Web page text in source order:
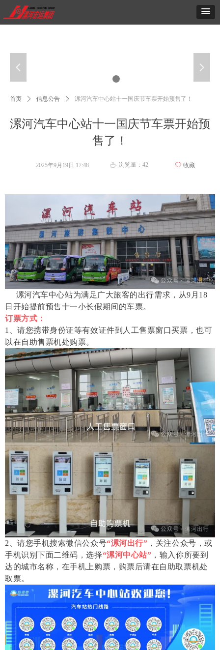
넳 넲
漯河汽车中心站十一国庆节车票开始预
售了！
首页 ꄲ 信息公告 ꄲ 漯河汽车中心站十一国庆节车票开始预售了！
漯河汽车中心站为满足广大旅客的出行需求，从9月18
日开始提前预售十一小长假期间的车票。
订票方式：
1、请您携带身份证等有效证件到人工售票窗口买票，也可
以在自助售票机处购票。
2、请您手机搜索微信公众号“漯河出行” ，关注公众号，或
手机识别下面二维码，选择“漯河中心站” ，输入你所要到
达的城市名称，在手机上购票，购票后请在自助取票机处
取票。
2025年9月19日 17:48 ꄘ 浏览量： 42 ꄀ 收藏